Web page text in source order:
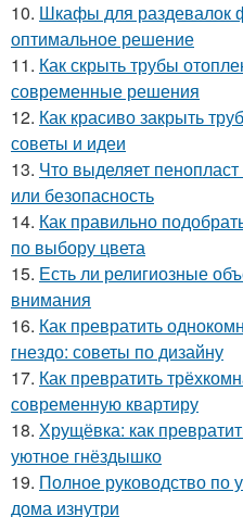
10. Шкафы для раздевалок
оптимальное решение
11. Как скрыть трубы
современные решения
12. Как красиво закрыть
советы и идеи
13. Что выделяет
или безопасность
14. Как правильно
по выбору цвета
15. Есть ли религиозные
внимания
16. Как превратить
гнездо: советы по дизайну
17. Как превратить
современную квартиру
18. Хрущёвка: как
уютное гнёздышко
19. Полное руководство по
дома изнутри